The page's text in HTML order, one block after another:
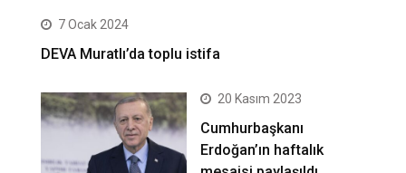
7 Ocak 2024
DEVA Muratlı’da toplu istifa
20 Kasım 2023
Cumhurbaşkanı
Erdoğan’ın haftalık